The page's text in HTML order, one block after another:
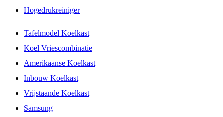
Hogedrukreiniger
Tafelmodel Koelkast
Koel Vriescombinatie
Amerikaanse Koelkast
Inbouw Koelkast
Vrijstaande Koelkast
Samsung